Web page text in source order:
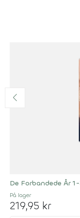
De Forbandede År
På lager
219,95 kr